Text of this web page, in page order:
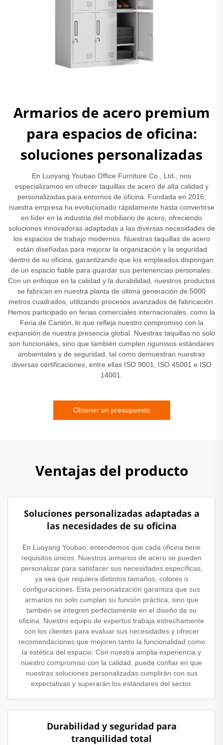
Armarios de acero premium
para espacios de oficina:
soluciones personalizadas
En Luoyang Youbao Office Furniture Co., Ltd., nos
especializamos en ofrecer taquillas de acero de alta calidad y
personalizadas para entornos de oficina. Fundada en 2016,
nuestra empresa ha evolucionado rápidamente hasta convertirse
en líder en la industria del mobiliario de acero, ofreciendo
soluciones innovadoras adaptadas a las diversas necesidades de
los espacios de trabajo modernos. Nuestras taquillas de acero
están diseñadas para mejorar la organización y la seguridad
dentro de su oficina, garantizando que los empleados dispongan
de un espacio fiable para guardar sus pertenencias personales.
Con un enfoque en la calidad y la durabilidad, nuestros productos
se fabrican en nuestra planta de última generación de 5000
metros cuadrados, utilizando procesos avanzados de fabricación.
Hemos participado en ferias comerciales internacionales, como la
Feria de Cantón, lo que refleja nuestro compromiso con la
expansión de nuestra presencia global. Nuestras taquillas no solo
son funcionales, sino que también cumplen rigurosos estándares
ambientales y de seguridad, tal como demuestran nuestras
diversas certificaciones, entre ellas ISO 9001, ISO 45001 e ISO
14001.
Obtener un presupuesto
Ventajas del producto
Soluciones personalizadas adaptadas a
las necesidades de su oficina
En Luoyang Youbao, entendemos que cada oficina tiene
requisitos únicos. Nuestros armarios de acero se pueden
personalizar para satisfacer sus necesidades específicas,
ya sea que requiera distintos tamaños, colores o
configuraciones. Esta personalización garantiza que sus
armarios no solo cumplan su función práctica, sino que
también se integren perfectamente en el diseño de su
oficina. Nuestro equipo de expertos trabaja estrechamente
con los clientes para evaluar sus necesidades y ofrecer
recomendaciones que mejoren tanto la funcionalidad como
la estética del espacio. Con nuestra amplia experiencia y
nuestro compromiso con la calidad, puede confiar en que
nuestras soluciones personalizadas cumplirán con sus
expectativas y superarán los estándares del sector.
Durabilidad y seguridad para
tranquilidad total